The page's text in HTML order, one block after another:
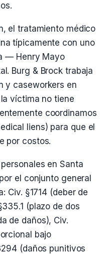
el tratamiento médico
típicamente con uno
— Henry Mayo
Burg & Brock trabaja
y caseworkers en
víctima no tiene
coordinamos
liens) para que el
por costos.
en Santa
el conjunto general
Civ. §1714 (deber de
(plazo de dos
de daños), Civ.
bajo
(daños punitivos